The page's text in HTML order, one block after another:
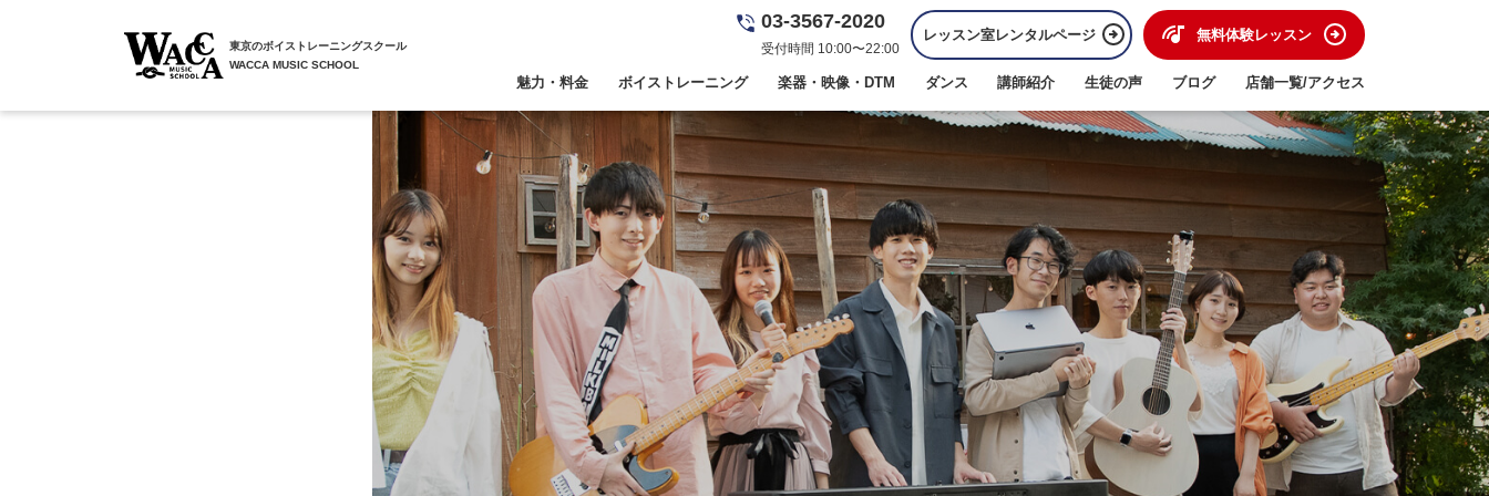
東京のボイストレーニングスクール
WACCA MUSIC SCHOOL
03-3567-2020
受付時間 10:00〜22:00
レッスン室レンタルページ 無料体験レッスン
魅力・料金 ボイストレーニング 楽器・映像・DTM ダンス 講師紹介 生徒の声 ブログ 店舗一覧/アクセス